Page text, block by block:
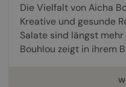
Die Vielfalt von Aicha
Kreative und gesunde
Salate sind längst
Bouhlou zeigt in ihrem